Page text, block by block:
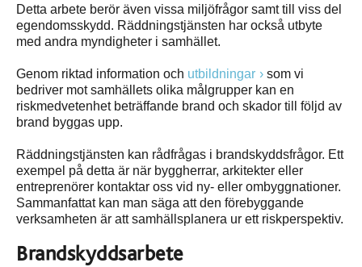
Detta arbete berör även vissa miljöfrågor samt till viss del
egendomsskydd. Räddningstjänsten har också utbyte
med andra myndigheter i samhället.
Genom riktad information och utbildningar
som vi
bedriver mot samhällets olika målgrupper kan en
riskmedvetenhet beträffande brand och skador till följd av
brand byggas upp.
Räddningstjänsten kan rådfrågas i brandskyddsfrågor. Ett
exempel på detta är när byggherrar, arkitekter eller
entreprenörer kontaktar oss vid ny- eller ombyggnationer.
Sammanfattat kan man säga att den förebyggande
verksamheten är att samhällsplanera ur ett riskperspektiv.
Brandskyddsarbete